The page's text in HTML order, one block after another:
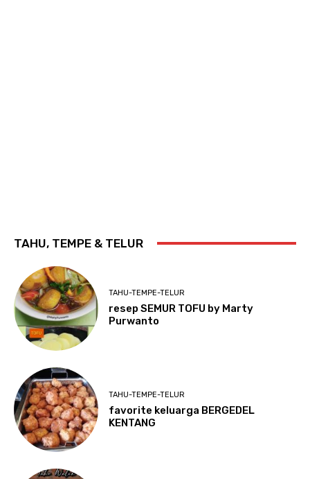
TAHU, TEMPE & TELUR
TAHU-TEMPE-TELUR
resep SEMUR TOFU by Marty
Purwanto
TAHU-TEMPE-TELUR
favorite keluarga BERGEDEL
KENTANG